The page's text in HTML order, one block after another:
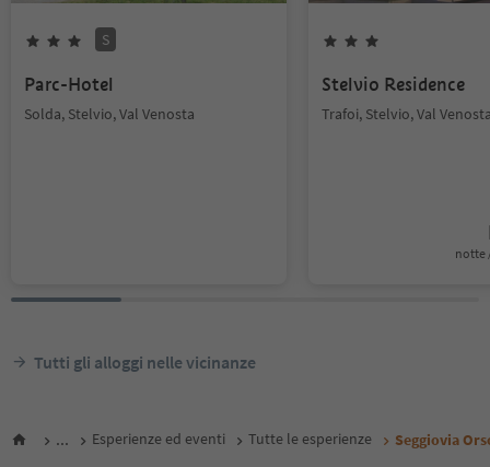
S
Parc-Hotel
Solda, Stelvio, Val Venosta
Stelvio Residence
Trafoi, Stelvio, Val
notte
Tutti gli alloggi nelle vicinanze
... Esperienze ed eventi Tutte le esperienze Seggiovia